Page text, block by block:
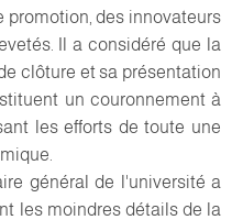
des innovateurs
Il a considéré que la
clôture et sa présentation
un couronnement à
les efforts de toute une
général de l'université a
les moindres détails de la